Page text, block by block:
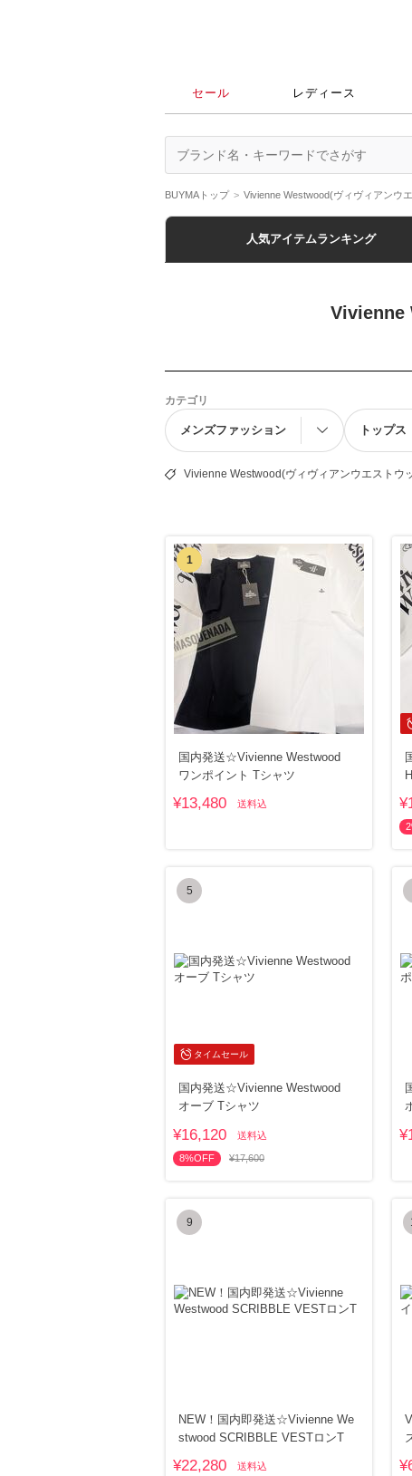
セール レディース
BUYMAトップ Vivienne Westwood(ヴィヴィアンウ
人気アイテムランキング
Vivienne
カテゴリ
メンズファッション トップス
Vivienne Westwood(ヴィヴィアンウエストウ
1
国内発送☆Vivienne Westwood
ワンポイント Tシャツ
¥13,480 送料込
タイムセール
5
国内発送☆Vivienne Westwood
オーブ Tシャツ
¥16,120 送料込
8%OFF ¥17,600
9
NEW！国内即発送☆Vivienne We
stwood SCRIBBLE VESTロンT
¥22,280 送料込